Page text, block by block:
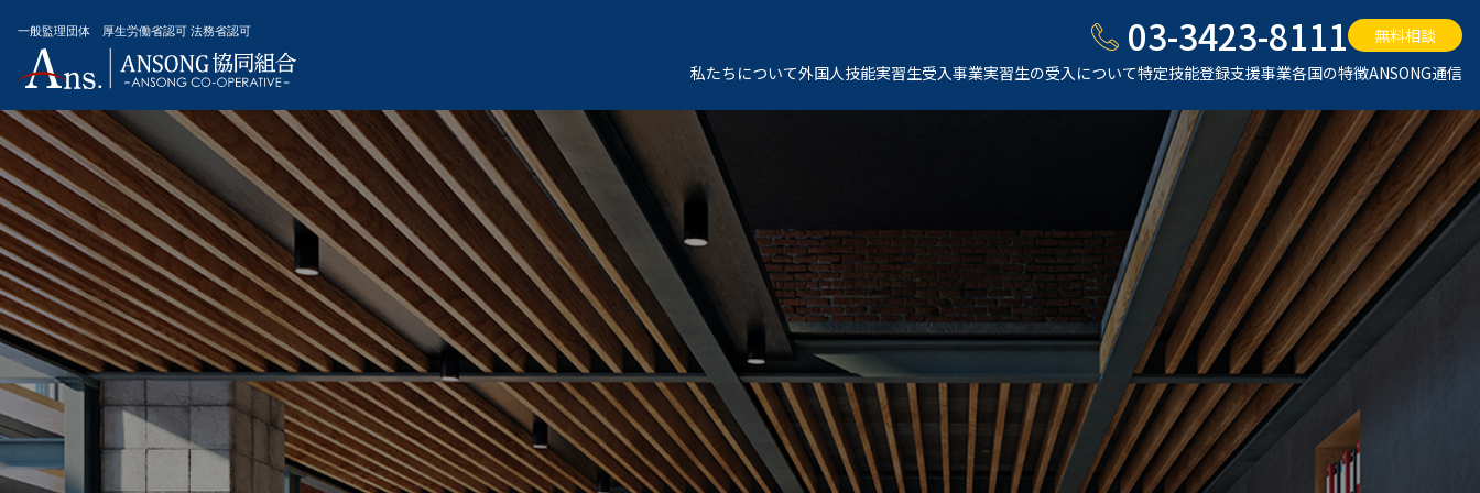
03-3423-8111
無料相談
私たちについて外国人技能実習生受入事業実習生の受入について特定技能登録支援事業各国の特徴ANSONG通信